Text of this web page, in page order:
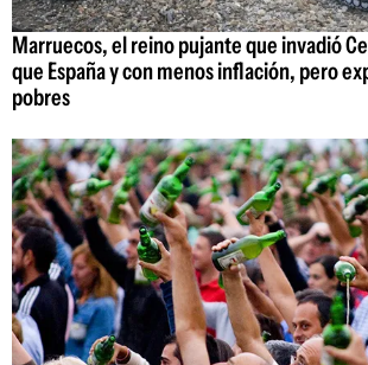
Marruecos, el reino pujante que invadió
que España y con menos inflación, pero
pobres